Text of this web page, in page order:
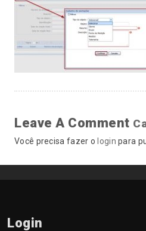
Leave A Comment
Você precisa fazer o login para
Login